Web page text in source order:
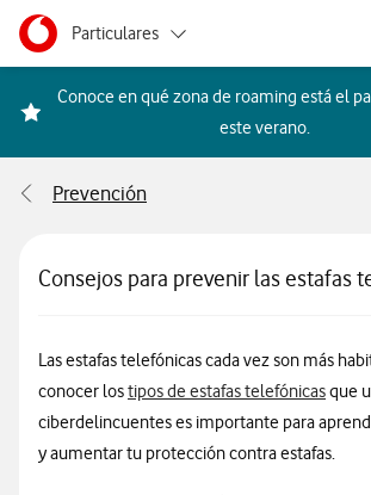
Ir a la pagina principal de vodafone.es
Menu navegación Segmento
Particulares
Autónomos
Grandes empresas
Conoce en qué zona de roaming está el
este verano.
Prevención
Consejos para prevenir las estafas
Las estafas telefónicas cada vez son más
conocer lostipos de estafas telefónicasque
ciberdelincuentes es importante para
y aumentar tu protección contra estafas.